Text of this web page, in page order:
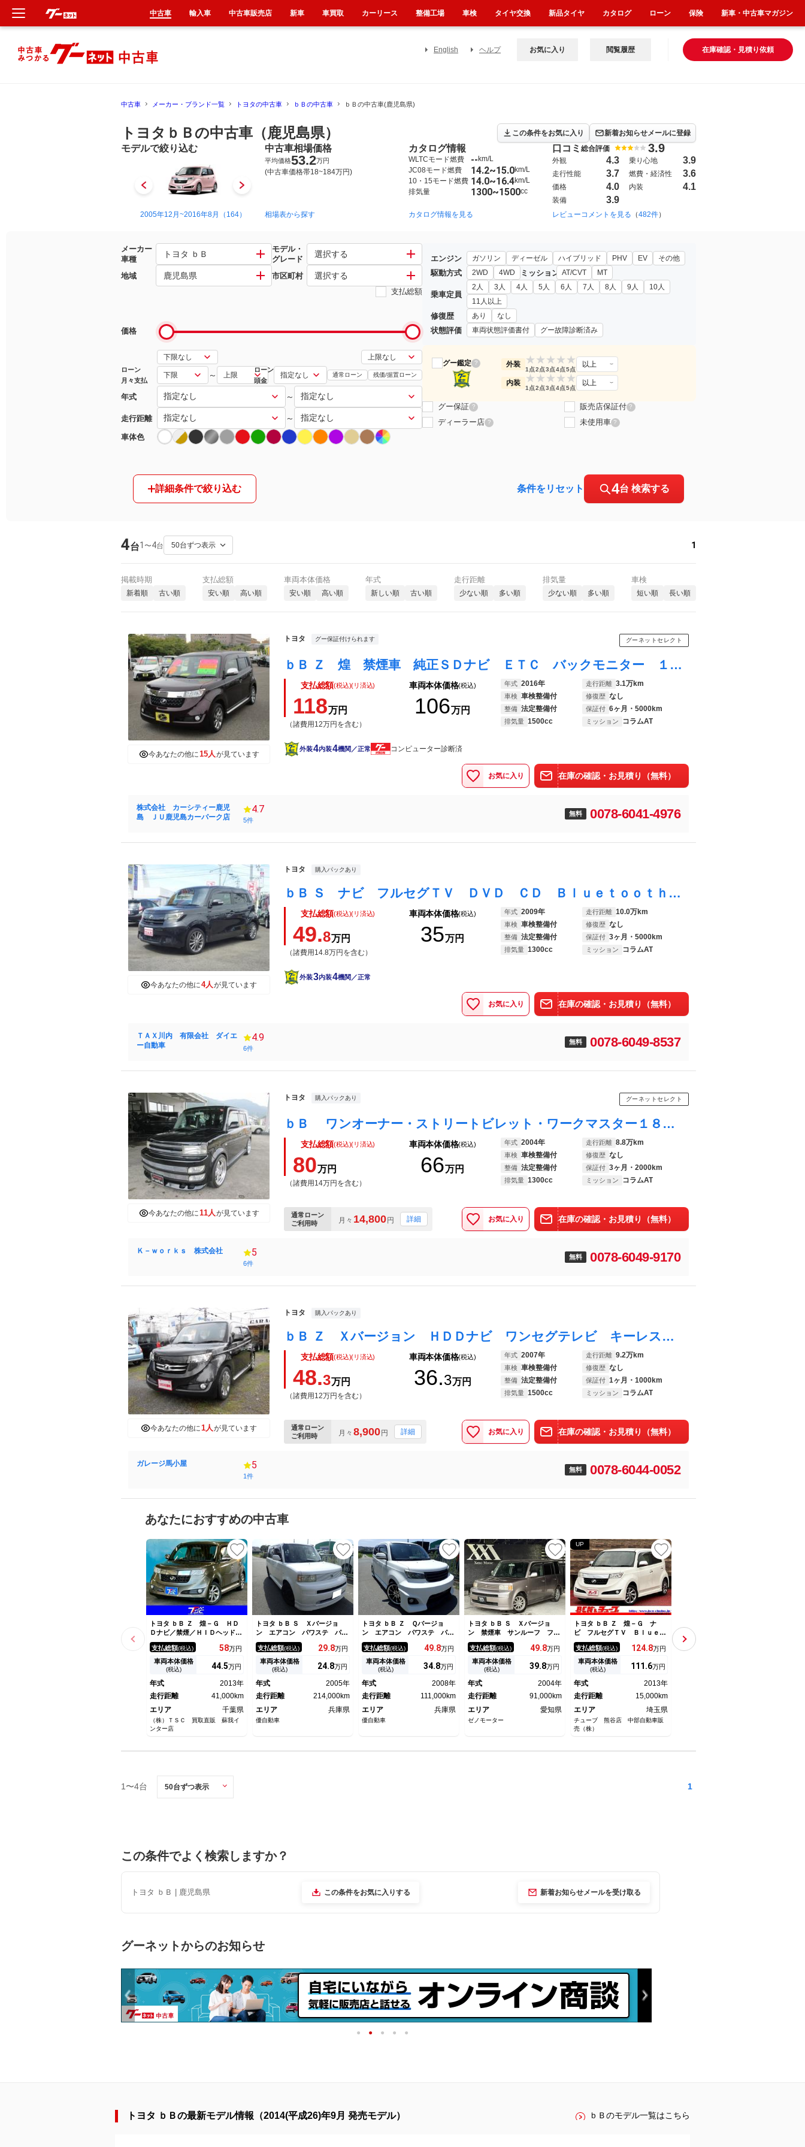
English ヘルプ 在庫確認・見積り依頼
お気に入り 閲覧履歴
中古車 メーカー・ブランド一覧 トヨタの中古車 ｂＢの中古車 ｂＢの中古車(鹿児島県)
トヨタｂＢの中古車（鹿児島県） この条件をお気に入り 新着お知らせメールに登録
モデルで絞り込む
2005年12月~2016年8月（164） 2000年2月~2005年12月（73） 2005年12月~2016年8月（164）
中古車相場価格
平均価格53.2万円
(中古車価格帯18~184万円)
相場表から探す
カタログ情報
WLTCモード燃費 -- km/L
JC08モード燃費
14.2~15.0km/L
10・15モード燃費 14.0~16.4km/L
排気量
1300~1500cc
カタログ情報を見る
口コミ 総合評価 3.9
外観 4.3 乗り心地 3.9
走行性能 3.7 燃費・経済性 3.6
価格 4.0 内装 4.1
装備 3.9
レビューコメントを見る （482件）
メーカー
車種
トヨタ ｂＢ
モデル・
グレード
選択する
地域 鹿児島県 市区町村 選択する
支払総額
価格
ローン
月々支払
～
ローン
頭金
通常ローン 残価/据置ローン
年式 ～
走行距離 ～
車体色
エンジン ガソリン ディーゼル ハイブリッド PHV EV その他
駆動方式 2WD 4WD ミッション AT/CVT MT
乗車定員
2人 3人 4人 5人 6人 7人 8人 9人
10人
11人以上
修復歴 あり なし
状態評価 車両状態評価書付 グー故障診断済み
グー鑑定 ? 外装 ★
1点
★
2点
★
3点
★
4点
★
5点
以上
内装 ★
1点
★
2点
★
3点
★
4点
★
5点
以上
グー保証 ? 販売店保証付 ?
ディーラー店 ? 未使用車 ?
詳細条件で絞り込む 条件をリセット 4台 検索する
4台1 〜4台 1
掲載時期
新着順 古い順
支払総額
安い順 高い順
車両本体価格
安い順 高い順
年式
新しい順 古い順
走行距離
少ない順 多い順
排気量
少ない順 多い順
車検
短い順 長い順
今あなたの他に15人が見ています
トヨタ グー保証付けられます グーネットセレクト
ｂＢ Ｚ 煌 禁煙車 純正ＳＤナビ ＥＴＣ バックモニター １１スピーカー スピーカーイルミネーション
支払総額(税込)(リ済込)
118万円
（諸費用12万円を含む）
車両本体価格(税込)
106万円
年式 2016年 走行距離 3.1万km
車検 車検整備付 修復歴 なし
整備 法定整備付 保証付 6ヶ月・5000km
排気量 1500cc ミッション コラムAT
外装4内装4機関／正常 コンピューター診断済
お気に入り 在庫の確認・お見積り（無料）
株式会社 カーシティー鹿児
島 ＪＵ鹿児島カーパーク店
4.7
5件
無料 0078-6041-4976
今あなたの他に4人が見ています
トヨタ 購入パックあり
ｂＢ Ｓ ナビ フルセグＴＶ ＤＶＤ ＣＤ Ｂｌｕｅｔｏｏｔｈ ＥＴＣ 電動格納ミラー １６インチアルミ
支払総額(税込)(リ済込)
49.8万円
（諸費用14.8万円を含む）
車両本体価格(税込)
35万円
年式 2009年 走行距離 10.0万km
車検 車検整備付 修復歴 なし
整備 法定整備付 保証付 3ヶ月・5000km
排気量 1300cc ミッション コラムAT
外装3内装4機関／正常
お気に入り 在庫の確認・お見積り（無料）
ＴＡＸ川内 有限会社 ダイエ
ー自動車
4.9
6件
無料 0078-6049-8537
今あなたの他に11人が見ています
トヨタ 購入パックあり グーネットセレクト
ｂＢ ワンオーナー・ストリートビレット・ワークマスター１８インチアルミ・ブリッツフルタップ車高調・タナベフロントストラットタワーバー・キーレス・ＥＴＣ・社外ナビ・ＴＶ・フル装備
支払総額(税込)(リ済込)
80万円
（諸費用14万円を含む）
車両本体価格(税込)
66万円
年式 2004年 走行距離 8.8万km
車検 車検整備付 修復歴 なし
整備 法定整備付 保証付 3ヶ月・2000km
排気量 1300cc ミッション コラムAT
通常ローン
ご利用時
月々 14,800円 詳細 お気に入り 在庫の確認・お見積り（無料）
Ｋ－ｗｏｒｋｓ 株式会社 5
6件
無料 0078-6049-9170
今あなたの他に1人が見ています
トヨタ 購入パックあり
ｂＢ Ｚ Ｘバージョン ＨＤＤナビ ワンセグテレビ キーレス オートエアコン 電動格納ミラー フォグランプ アルミホイール ベンチシート アームレスト プライバシーガラス 走行距離９２１３６ｋｍ 車検整備付き 基本フル装備
支払総額(税込)(リ済込)
48.3万円
（諸費用12万円を含む）
車両本体価格(税込)
36.3万円
年式 2007年 走行距離 9.2万km
車検 車検整備付 修復歴 なし
整備 法定整備付 保証付 1ヶ月・1000km
排気量 1500cc ミッション コラムAT
通常ローン
ご利用時
月々 8,900円 詳細 お気に入り 在庫の確認・お見積り（無料）
ガレージ馬小屋 5
1件
無料 0078-6044-0052
あなたにおすすめの中古車
トヨタ ｂＢ Ｚ 煌－Ｇ ＨＤ
Ｄナビ／禁煙／ＨＩＤヘッドラ
イト／フォグランプ／ＥＴＣ／
フルセグＴＶ／Ｂｌｕｅｔｏｏ
ｔｈ接続／純正１５インチＡＷ
支払総額(税込) 58万円
車両本体価格
(税込) 44.5万円
年式
2013年
走行距離
41,000km
エリア
千葉県
（株）ＴＳＣ 買取直販 蘇我イ
ンター店
トヨタ ｂＢ Ｓ Ｘバージョ
ン エアコン パワステ パワ
ーウインドウ エアバック Ａ
ＢＳ キーレス ＥＴＣ
支払総額(税込) 29.8万円
車両本体価格
(税込) 24.8万円
年式
2005年
走行距離
214,000km
エリア
兵庫県
優自動車
トヨタ ｂＢ Ｚ Ｑバージョ
ン エアコン パワステ パワ
ーウインドウ エアバック Ａ
ＢＳ 社外１７ＡＷ 車高調
フルエアロ アイライン 社外
グリル 社外テール マフラー
支払総額(税込) 49.8万円
車両本体価格
(税込) 34.8万円
年式
2008年
走行距離
111,000km
エリア
兵庫県
優自動車
トヨタ ｂＢ Ｓ Ｘバージョ
ン 禁煙車 サンルーフ フル
エアロ アルパインツイータ
ー 社外テール 黒革調シート
カバー パナソニックストラー
ダナビ ワンセグＴＶ 社外
ング ＥＴＣ サンルーフ
支払総額(税込) 49.8万円
車両本体価格
(税込) 39.8万円
年式
2004年
走行距離
91,000km
エリア
愛知県
ゼノモーター
UP
トヨタ ｂＢ Ｚ 煌－Ｇ ナ
ビ フルセグＴＶ Ｂｌｕｅｔ
ｏｏｔｈ ＤＶＤ １１スピー
カー アームレストリモコン
バックカメラ ビルトインＥＴ
Ｃ ルームイルミネーション
ライト フォグ １５インチＡ
Ｗ
支払総額(税込) 124.8万円
車両本体価格
(税込) 111.6万円
年式
2013年
走行距離
15,000km
エリア
埼玉県
チューブ 熊谷店 中部自動車販
売（株）
ン 後期型 走行３９６０４ｋ
ｍ ベンチシート コラムシフ
ト ＥＴＣ キーレス 純正エ
支払総額
1〜4台 1
この条件でよく検索しますか？
トヨタ ｂＢ | 鹿児島県 この条件をお気に入りする 新着お知らせメールを受け取る
グーネットからのお知らせ
トヨタ ｂＢの最新モデル情報（2014(平成26)年9月 発売モデル） ｂＢのモデル一覧はこちら
中古車 輸入車 中古車販売店 新車 車買取 カーリース 整備工場 車検 タイヤ交換 新品タイヤ カタログ ローン 保険 新車・中古車マガジン
新車